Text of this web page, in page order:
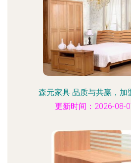
森元家具 品质与共赢，加
更新时间：2026-08-